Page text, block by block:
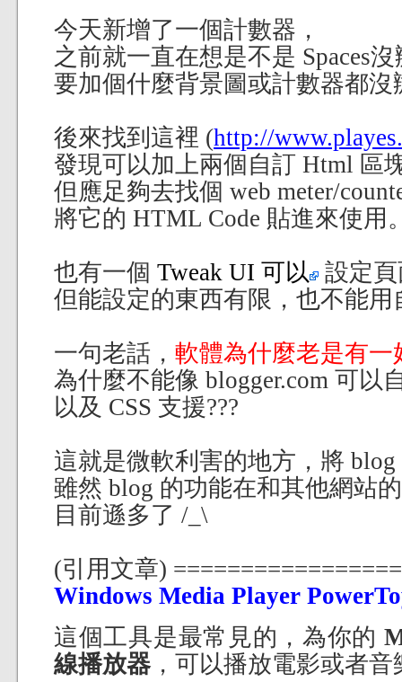
今天新增了一個計數器，
之前就一直在想是不是 Spaces
要加個什麼背景圖或計數器都沒
後來找到這裡 (http://
發現可以加上兩個自訂 Html 區
但應足夠去找個 web meter/
將它的 HTML Code 貼進來使用
也有一個 Tweak UI 可以 設定
但能設定的東西有限，也不能用
一句老話， 軟體為什麼老是有一
為什麼不能像 blogger.com 可以
以及 CSS 支援???
這就是微軟利害的地方，將
雖然 blog 的功能在和其他網站
目前遜多了 /_\
(引用文章)
Windows Media Player
這個工具是最常見的，為你的
線播放器，可以播放電影或者